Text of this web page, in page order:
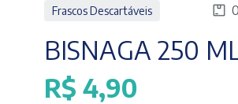
Frascos Descartáveis
BISNAGA 250
R$ 4,90